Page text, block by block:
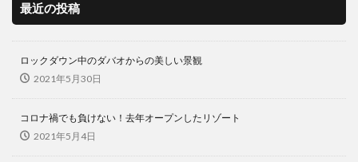
最近の投稿
ロックダウン中のダバオからの美しい景観
2021年5月30日
コロナ禍でも負けない！去年オープンしたリゾート
2021年5月4日